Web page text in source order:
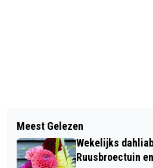
BURGEMEESTER
SLUIT PAND AAN
BARENTSZSTRAAT
SCHRIJF EEN
BRIEF: IN DE
Meest Gelezen
Wekelijks
Ruusbroectuin